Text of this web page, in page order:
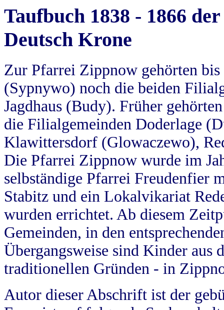
Taufbuch 1838 - 1866
Deutsch Krone
Zur Pfarrei Zippnow gehörten
(Sypnywo) noch die beiden
Jagdhaus (Budy). Früher
die Filialgemeinden Doderlage
Klawittersdorf (Glowaczewo),
Die Pfarrei Zippnow wurde im
selbständige Pfarrei Freudenfier
Stabitz und ein Lokalvikariat
wurden errichtet. Ab diesem
Gemeinden, in den
Übergangsweise sind Kinder aus
traditionellen Gründen - in
Autor dieser Abschrift ist der